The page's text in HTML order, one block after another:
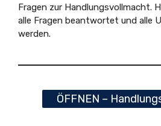
Fragen zur Handlungsvollmacht.
alle Fragen beantwortet und alle
werden.
ÖFFNEN –